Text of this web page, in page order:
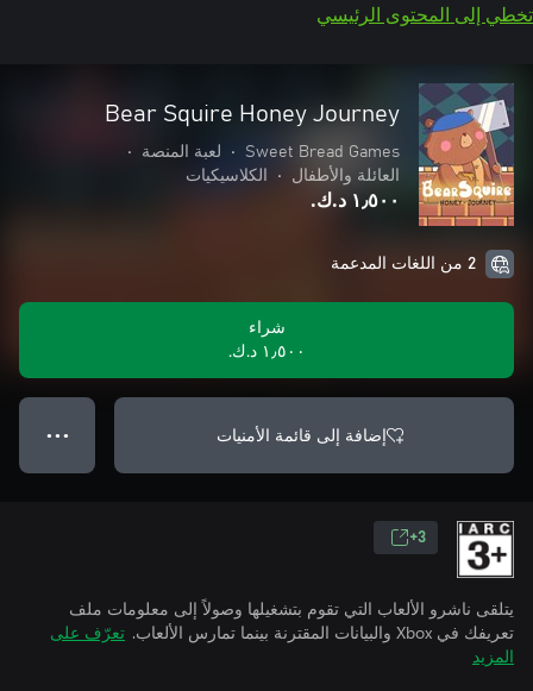
تخطي إلى المحتوى الرئيسي
Bear Squire Honey Journey
Sweet Bread Games
• لعبة المنصة
•
العائلة والأطفال
• الكلاسيكيات
١٫٥٠٠ د.ك.‏
2 من اللغات المدعمة
شراء
١٫٥٠٠ د.ك.‏
إضافة إلى قائمة الأمنيات ● ● ●
3+
يتلقى ناشرو الألعاب التي تقوم بتشغيلها وصولاً إلى معلومات ملف
تعريفك في Xbox والبيانات المقترنة بينما تمارس الألعاب.
تعرّف على
المزيد